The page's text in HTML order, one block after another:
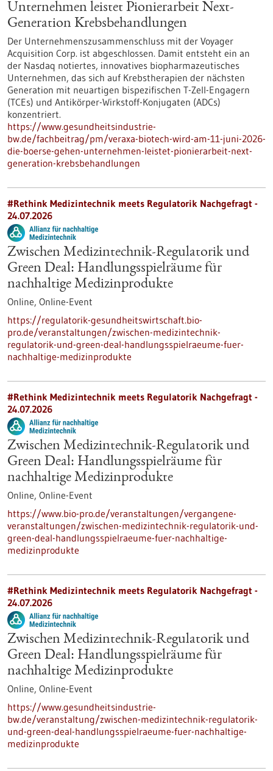
Unternehmen leistet Pionierarbeit Next-
Generation Krebsbehandlungen
Der Unternehmenszusammenschluss mit der Voyager
Acquisition Corp. ist abgeschlossen. Damit entsteht ein an
der Nasdaq notiertes, innovatives biopharmazeutisches
Unternehmen, das sich auf Krebstherapien der nächsten
Generation mit neuartigen bispezifischen T-Zell-Engagern
(TCEs) und Antikörper-Wirkstoff-Konjugaten (ADCs)
konzentriert.
https://www.gesundheitsindustrie-
bw.de/fachbeitrag/pm/veraxa-biotech-wird-am-11-juni-2026-
die-boerse-gehen-unternehmen-leistet-pionierarbeit-next-
generation-krebsbehandlungen
#Rethink Medizintechnik meets Regulatorik Nachgefragt -
24.07.2026
Zwischen Medizintechnik-Regulatorik und
Green Deal: Handlungsspielräume für
nachhaltige Medizinprodukte
Online, Online-Event
https://regulatorik-gesundheitswirtschaft.bio-
pro.de/veranstaltungen/zwischen-medizintechnik-
regulatorik-und-green-deal-handlungsspielraeume-fuer-
nachhaltige-medizinprodukte
#Rethink Medizintechnik meets Regulatorik Nachgefragt -
24.07.2026
Zwischen Medizintechnik-Regulatorik und
Green Deal: Handlungsspielräume für
nachhaltige Medizinprodukte
Online, Online-Event
https://www.bio-pro.de/veranstaltungen/vergangene-
veranstaltungen/zwischen-medizintechnik-regulatorik-und-
green-deal-handlungsspielraeume-fuer-nachhaltige-
medizinprodukte
#Rethink Medizintechnik meets Regulatorik Nachgefragt -
24.07.2026
Zwischen Medizintechnik-Regulatorik und
Green Deal: Handlungsspielräume für
nachhaltige Medizinprodukte
Online, Online-Event
https://www.gesundheitsindustrie-
bw.de/veranstaltung/zwischen-medizintechnik-regulatorik-
und-green-deal-handlungsspielraeume-fuer-nachhaltige-
medizinprodukte